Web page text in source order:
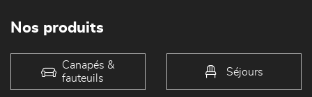
Nos produits
Canapés &
fauteuils
Séjours